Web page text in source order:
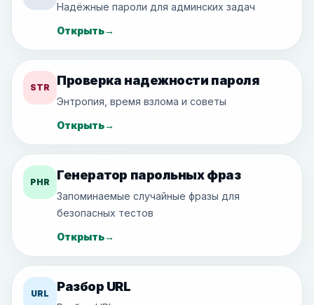
Надёжные пароли для админских задач
Открыть→
STR Проверка надежности пароля
Энтропия, время взлома и советы
Открыть→
PHR Генератор парольных фраз
Запоминаемые случайные фразы для
безопасных тестов
Открыть→
URL Разбор URL